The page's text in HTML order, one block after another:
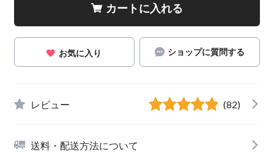
カートに入れる
お気に入り ショップに質問する
レビュー (82)
送料・配送方法について